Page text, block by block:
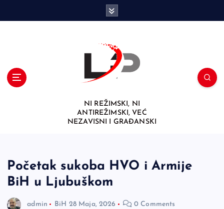
NI REŽIMSKI, NI
ANTIREŽIMSKI, VEĆ
NEZAVISNI I GRAĐANSKI
Početak sukoba HVO i Armije
BiH u Ljubuškom
admin BiH 28 Maja, 2026 0 Comments